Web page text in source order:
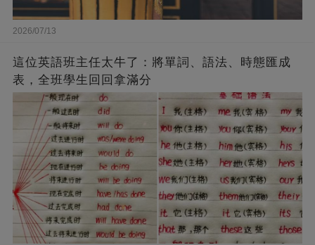
2026/07/13
這位英語班主任太牛了：將單詞、語法、時態匯成
表，全班學生回回拿滿分